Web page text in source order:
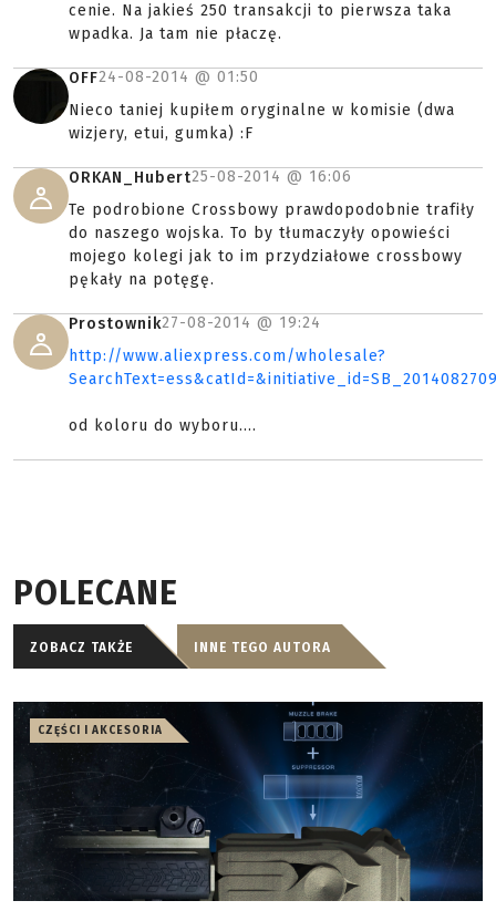
cenie. Na jakieś 250 transakcji to pierwsza taka
wpadka. Ja tam nie płaczę.
OFF24-08-2014 @ 01:50
Nieco taniej kupiłem oryginalne w komisie (dwa
wizjery, etui, gumka) :F
ORKAN_Hubert25-08-2014 @ 16:06
Te podrobione Crossbowy prawdopodobnie trafiły
do naszego wojska. To by tłumaczyły opowieści
mojego kolegi jak to im przydziałowe crossbowy
pękały na potęgę.
Prostownik27-08-2014 @ 19:24
http://www.aliexpress.com/wholesale?
od koloru do wyboru....
POLECANE
ZOBACZ TAKŻE INNE TEGO AUTORA
CZĘŚCI I AKCESORIA